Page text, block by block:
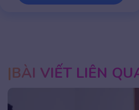
BÀI VIẾT LIÊN